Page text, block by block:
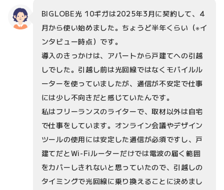
BIGLOBE光 10ギガは2025年3月に契約して、4
月から使い始めました。ちょうど半年くらい（※イ
ンタビュー時点）です。
導入のきっかけは、アパートから戸建てへの引越
しでした。引越し前は光回線ではなくモバイルル
ーターを使っていましたが、通信が不安定で仕事
には少し不向きだと感じていたんです。
私はフリーランスのライターで、取材以外は自宅
で仕事をしています。オンライン会議やデザイン
ツールの使用には安定した通信が必須ですし、戸
建てだとWi-Fiルーターだけでは電波の届く範囲
をカバーしきれないと思っていたので、引越しの
タイミングで光回線に乗り換えることに決めまし